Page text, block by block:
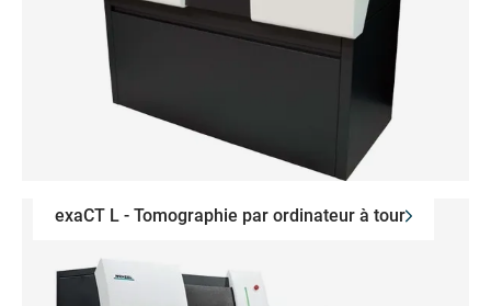
exaCT L - Tomographie par ordinateur à tour